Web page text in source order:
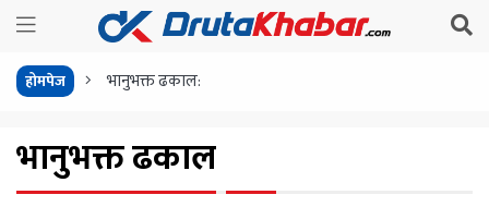
होमपेज भानुभक्त ढकाल:
भानुभक्त ढकाल